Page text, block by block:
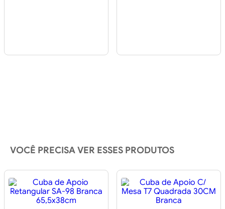
VOCÊ PRECISA VER ESSES PRODUTOS